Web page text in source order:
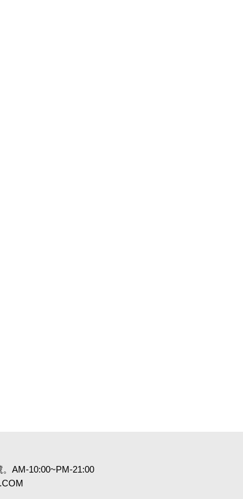
AM-10:00~PM-21:00